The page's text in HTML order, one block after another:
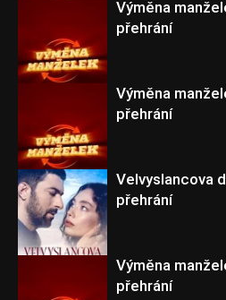
Výměna manželek 7
Výměna manželek 7
Výměna
přehrání
Výměna manželek 7
Výměna
přehrání
Velvyslancova
přehrání
Výměna
přehrání